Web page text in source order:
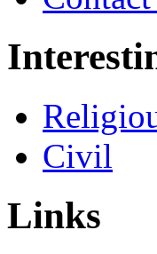
Civil
Links